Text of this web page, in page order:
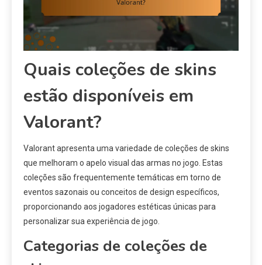
Quais coleções de skins
estão disponíveis em
Valorant?
Valorant apresenta uma variedade de coleções de skins
que melhoram o apelo visual das armas no jogo. Estas
coleções são frequentemente temáticas em torno de
eventos sazonais ou conceitos de design específicos,
proporcionando aos jogadores estéticas únicas para
personalizar sua experiência de jogo.
Categorias de coleções de